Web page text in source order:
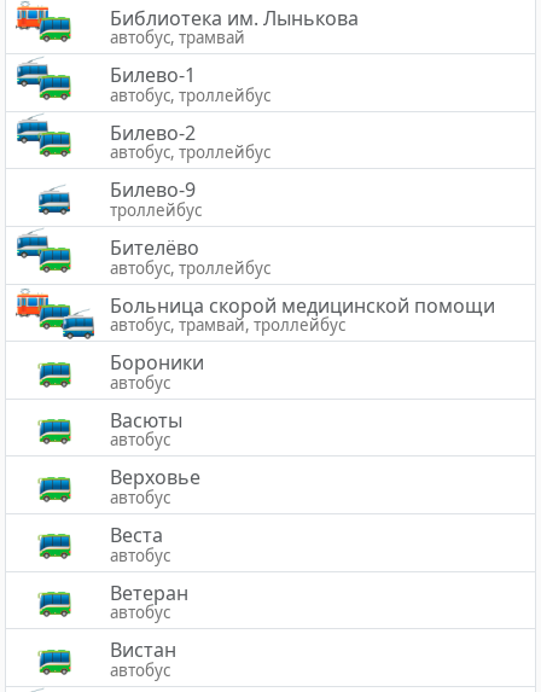
Библиотека им. Лынькова
автобус, трамвай
Билево-1
автобус, троллейбус
Билево-2
автобус, троллейбус
Билево-9
троллейбус
Бителёво
автобус, троллейбус
Больница скорой медицинской помощи
автобус, трамвай, троллейбус
Бороники
автобус
Васюты
автобус
Верховье
автобус
Веста
автобус
Ветеран
автобус
Вистан
автобус